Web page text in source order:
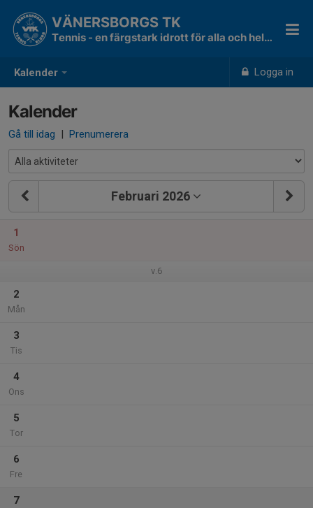
Kalender Logga in
VÄNERSBORGS TK
Tennis - en färgstark idrott för alla och hela livet!
Kalender
Gå till idag | Prenumerera
Februari 2026
1
Sön
v.6
2
Mån
3
Tis
4
Ons
5
Tor
6
Fre
7